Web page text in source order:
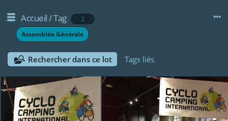
Accueil/Tag
2
Assemblée Générale
Rechercher dans ce lot Tags liés